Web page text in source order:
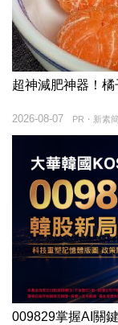
超神減肥神器！
PR・新素簡
2026-08-07
009829掌握AI關